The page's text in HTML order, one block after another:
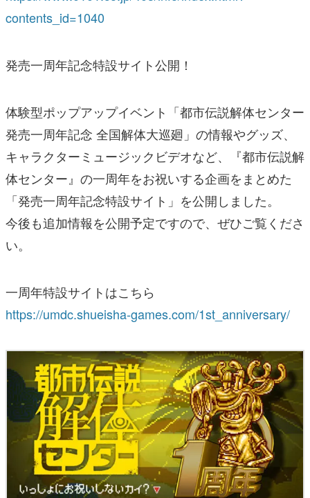
contents_id=1040
発売一周年記念特設サイト公開！
体験型ポップアップイベント「都市伝説解体センター
発売一周年記念 全国解体大巡廻」の情報やグッズ、
キャラクターミュージックビデオなど、『都市伝説解
体センター』の一周年をお祝いする企画をまとめた
「発売一周年記念特設サイト」を公開しました。
今後も追加情報を公開予定ですので、ぜひご覧くださ
い。
一周年特設サイトはこちら
https://umdc.shueisha-games.com/1st_anniversary/